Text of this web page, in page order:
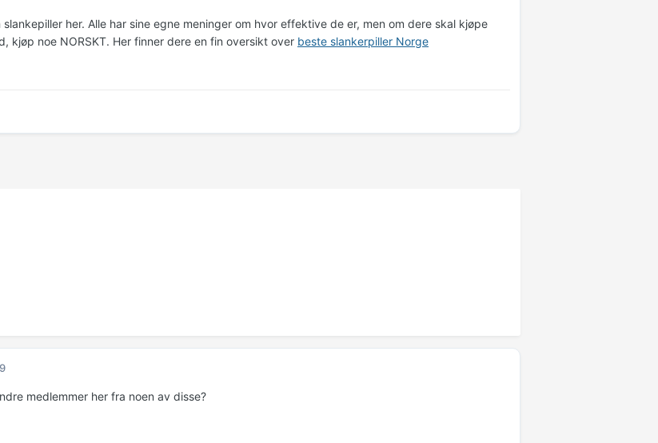
her. Alle har sine egne meninger om hvor effektive de er, men om dere skal kjøpe
kjøp noe NORSKT. Her finner dere en fin oversikt over beste slankerpiller Norge
medlemmer her fra noen av disse?